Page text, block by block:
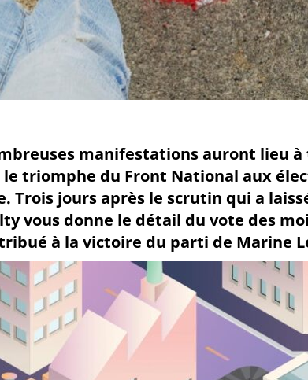
manifestations auront lieu
triomphe du Front National aux
Trois jours après le scrutin qui a
vous donne le détail du vote des
à la victoire du parti de Marine